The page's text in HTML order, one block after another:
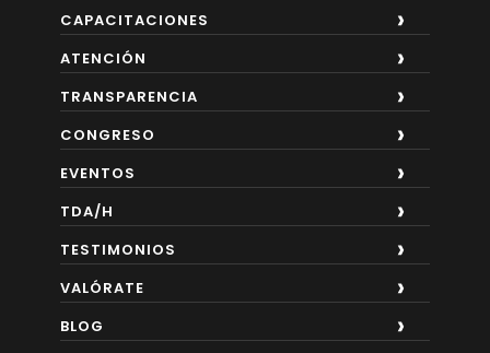
CAPACITACIONES
ATENCIÓN
TRANSPARENCIA
CONGRESO
EVENTOS
TDA/H
TESTIMONIOS
VALÓRATE
BLOG